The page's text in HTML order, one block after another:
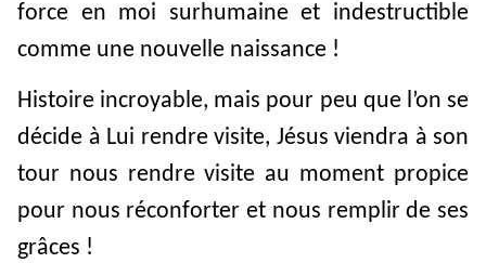
force en moi surhumaine et indestructible
comme une nouvelle naissance !
Histoire incroyable, mais pour peu que l’on se
décide à Lui rendre visite, Jésus viendra à son
tour nous rendre visite au moment propice
pour nous réconforter et nous remplir de ses
grâces !